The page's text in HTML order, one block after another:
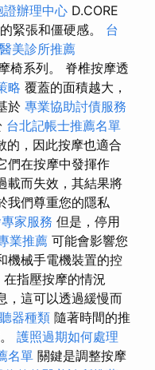
證辦理中心 D.CORE
緊張和僵硬感。 台
美診所推薦
椅系列。 脊椎按摩透
略 覆蓋的面積越大，
於 專業協助討債服務
台北記帳士推薦名單
的，因此按摩也適合
們在按摩中發揮作
載而失效，其結果將
我們尊重您的隱私
家服務 但是，停用
業推薦 可能會影響您
機械手電機裝置的控
指壓按摩的情況
，這可以透過緩慢而
器種類 隨著時間的推
護照過期如何處理
名單 關鍵是調整按摩